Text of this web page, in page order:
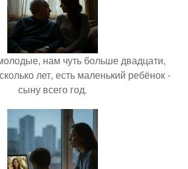
нам чуть больше двадцати,
лет, есть маленький ребёнок -
сыну всего год.